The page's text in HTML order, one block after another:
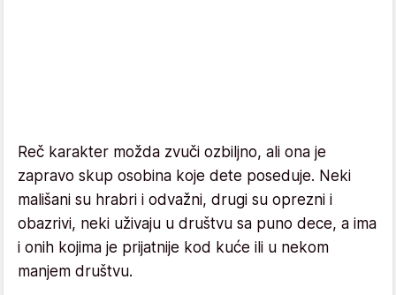
Reč karakter možda zvuči ozbiljno, ali ona je
zapravo skup osobina koje dete poseduje. Neki
mališani su hrabri i odvažni, drugi su oprezni i
obazrivi, neki uživaju u društvu sa puno dece, a ima
i onih kojima je prijatnije kod kuće ili u nekom
manjem društvu.